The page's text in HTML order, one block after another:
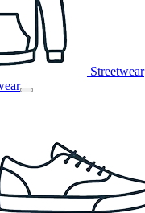
Streetwear